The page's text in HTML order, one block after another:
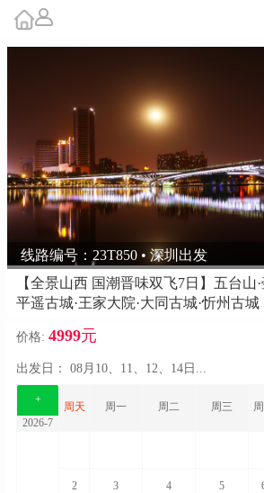
线路编号：23T850 • 深圳出发
【全景山西 国潮晋味双飞7日】五台山
平遥古城·王家大院·大同古城·忻州古城
价格: 4999元
出发日： 08月10、11、12、14日 ...
+
2026-7
周天 周一 周二 周三
2 3 4 5